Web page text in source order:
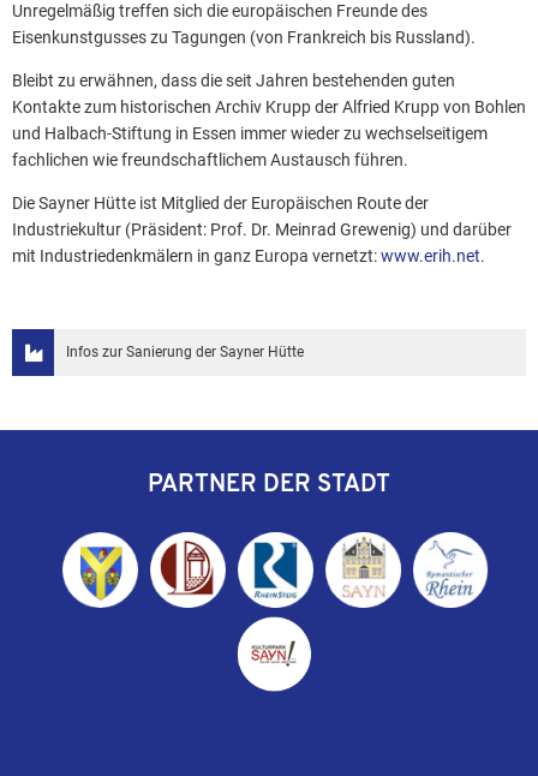
Unregelmäßig treffen sich die europäischen Freunde des
Eisenkunstgusses zu Tagungen (von Frankreich bis Russland).
Bleibt zu erwähnen, dass die seit Jahren bestehenden guten
Kontakte zum historischen Archiv Krupp der Alfried Krupp von Bohlen
und Halbach-Stiftung in Essen immer wieder zu wechselseitigem
fachlichen wie freundschaftlichem Austausch führen.
Die Sayner Hütte ist Mitglied der Europäischen Route der
Industriekultur (Präsident: Prof. Dr. Meinrad Grewenig) und darüber
mit Industriedenkmälern in ganz Europa vernetzt:www.erih.net.
Infos zur Sanierung der Sayner Hütte
PARTNER DER STADT